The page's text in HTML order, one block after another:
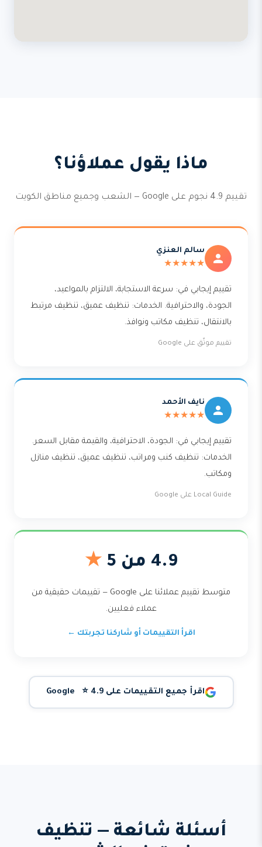
ماذا يقول عملاؤنا؟
تقييم 4.9 نجوم على Google — الشعب وجميع مناطق الكويت
سالم العنزي
★★★★★
تقييم إيجابي في: سرعة الاستجابة، الالتزام بالمواعيد،
الجودة، والاحترافية. الخدمات: تنظيف عميق، تنظيف مرتبط
بالانتقال، تنظيف مكاتب ونوافذ.
تقييم موثّق على Google
نايف الأحمد
★★★★★
تقييم إيجابي في: الجودة، الاحترافية، والقيمة مقابل السعر.
الخدمات: تنظيف كنب ومراتب، تنظيف عميق، تنظيف منازل
ومكاتب.
Local Guide على Google
4.9 من 5 ★
متوسط تقييم عملائنا على Google — تقييمات حقيقية من
عملاء فعليين.
اقرأ التقييمات أو شاركنا تجربتك ←
اقرأ جميع التقييمات على Google ⭐ 4.9
أسئلة شائعة — تنظيف